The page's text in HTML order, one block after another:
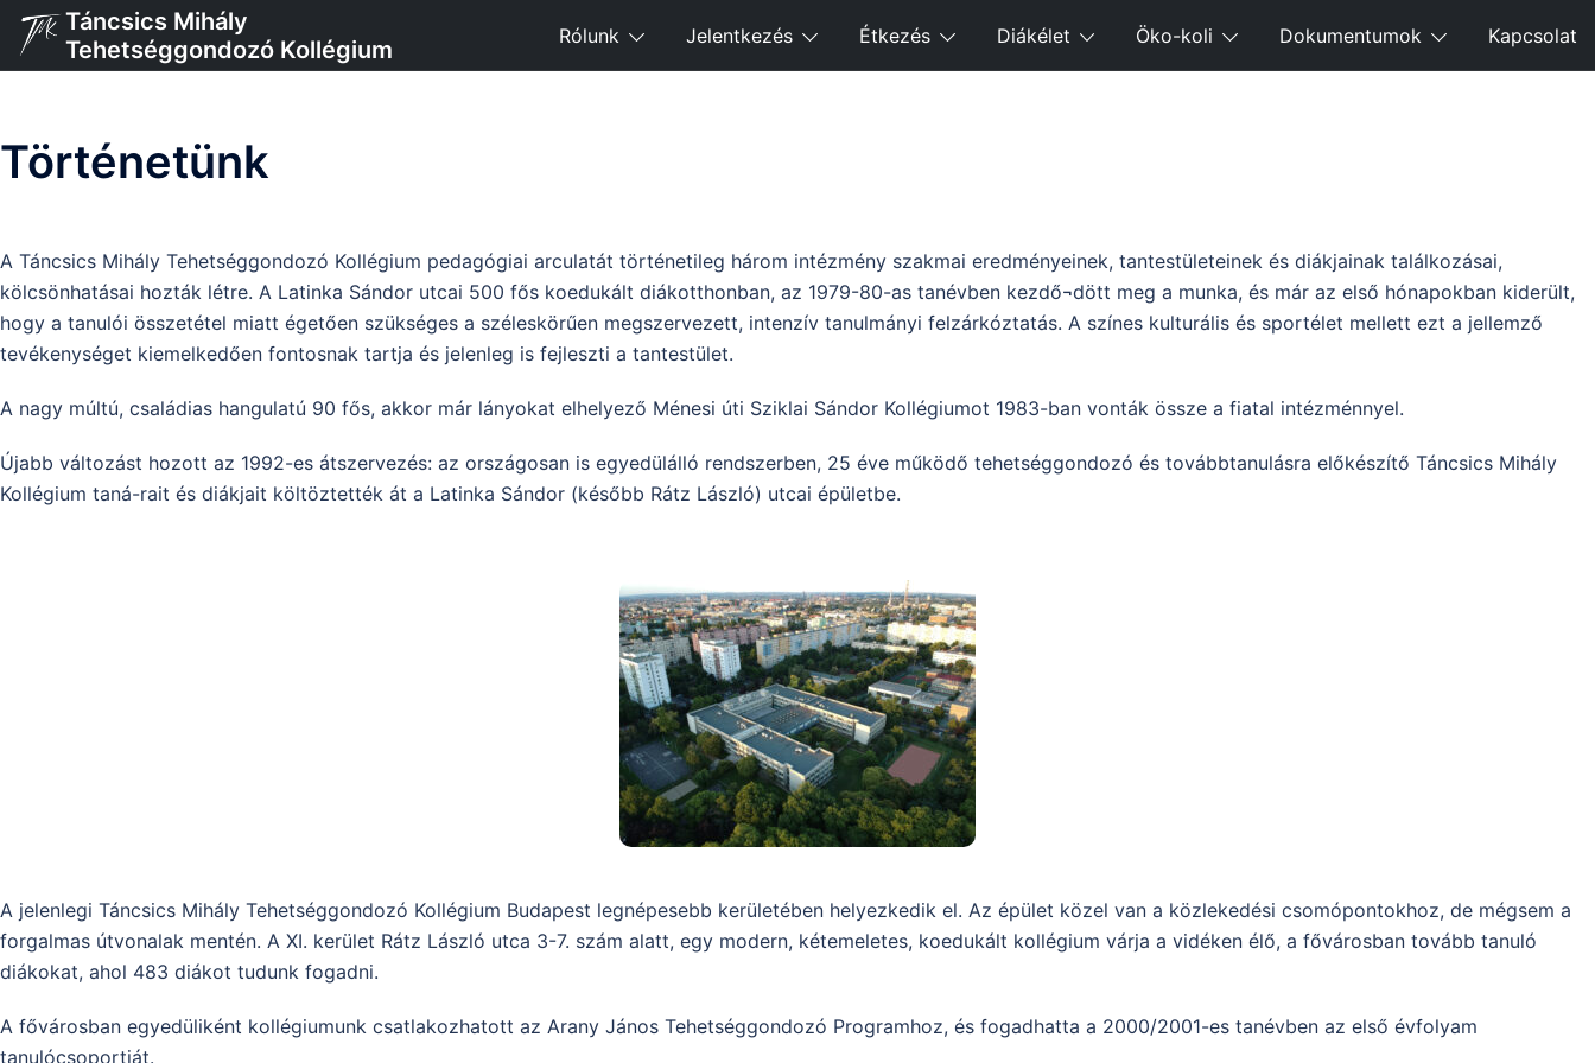
Skip
content
Táncsics Mihály
Tehetséggondozó Kollégium
Rólunk Jelentkezés Étkezés Diákélet Öko-koli Dokumentumok Kapcsolat
Történetünk
A Táncsics Mihály Tehetséggondozó Kollégium pedagógiai arculatát történetileg három intézmény szakmai eredményeinek, tantestületeinek és diákjainak találkozásai,
kölcsönhatásai hozták létre. A Latinka Sándor utcai 500 fős koedukált diákotthonban, az 1979-80-as tanévben kezdő¬dött meg a munka, és már az első hónapokban kiderült,
hogy a tanulói összetétel miatt égetően szükséges a széleskörűen megszervezett, intenzív tanulmányi felzárkóztatás. A színes kulturális és sportélet mellett ezt a jellemző
tevékenységet kiemelkedően fontosnak tartja és jelenleg is fejleszti a tantestület.
A nagy múltú, családias hangulatú 90 fős, akkor már lányokat elhelyező Ménesi úti Sziklai Sándor Kollégiumot 1983-ban vonták össze a fiatal intézménnyel.
Újabb változást hozott az 1992-es átszervezés: az országosan is egyedülálló rendszerben, 25 éve működő tehetséggondozó és továbbtanulásra előkészítő Táncsics Mihály
Kollégium taná-rait és diákjait költöztették át a Latinka Sándor (később Rátz László) utcai épületbe.
A jelenlegi Táncsics Mihály Tehetséggondozó Kollégium Budapest legnépesebb kerületében helyezkedik el. Az épület közel van a közlekedési csomópontokhoz, de mégsem a
forgalmas útvonalak mentén. A XI. kerület Rátz László utca 3-7. szám alatt, egy modern, kétemeletes, koedukált kollégium várja a vidéken élő, a fővárosban tovább tanuló
diákokat, ahol 483 diákot tudunk fogadni.
A fővárosban egyedüliként kollégiumunk csatlakozhatott az Arany János Tehetséggondozó Programhoz, és fogadhatta a 2000/2001-es tanévben az első évfolyam
tanulócsoportját.